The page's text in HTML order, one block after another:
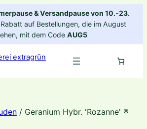
& Versandpause von 10.-23.
auf Bestellungen, die im August
mit dem Code AUG5
/ Geranium Hybr. 'Rozanne' ®